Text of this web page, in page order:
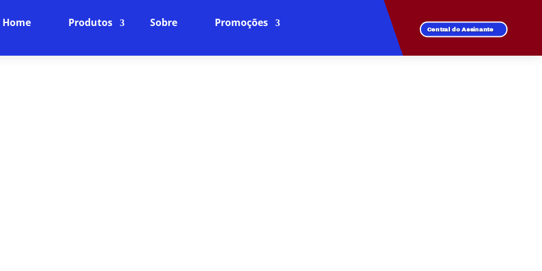
Home Produtos Sobre Promoções Central do Assinante